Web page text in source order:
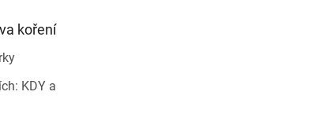
koření
KDY a